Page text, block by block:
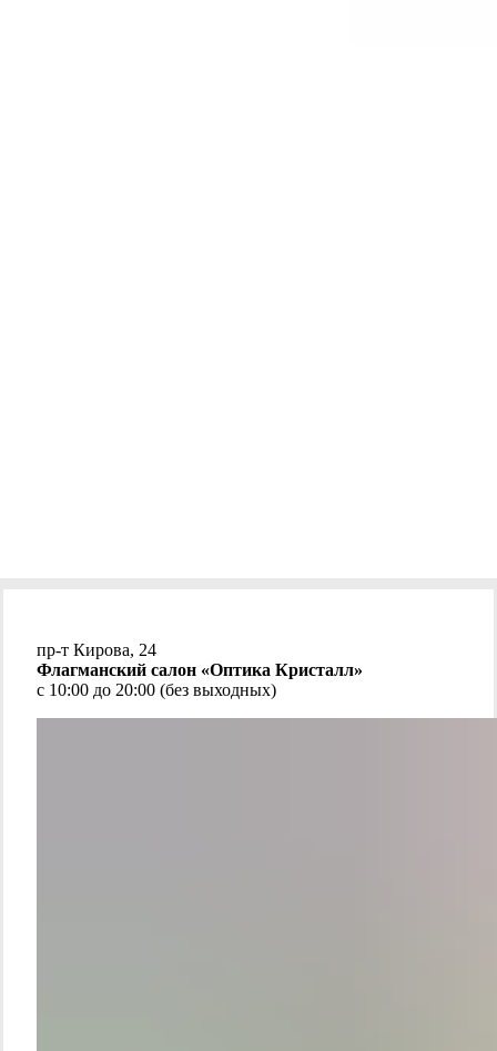
пр-т Кирова, 24
Флагманский салон «Оптика Кристалл»
с 10:00 до 20:00 (без выходных)